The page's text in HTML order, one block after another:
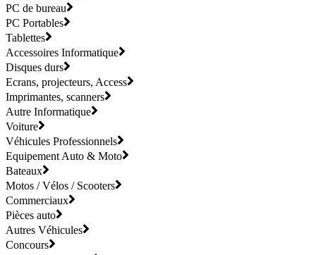
PC de bureau
PC Portables
Tablettes
Accessoires Informatique
Disques durs
Ecrans, projecteurs, Access
Imprimantes, scanners
Autre Informatique
Voiture
Véhicules Professionnels
Equipement Auto & Moto
Bateaux
Motos / Vélos / Scooters
Commerciaux
Pièces auto
Autres Véhicules
Concours